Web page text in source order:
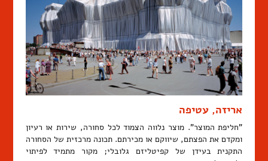
אריזה, עטיפה
"חליפת המוצר". מוצר נלווה הצמוד לכל סחורה, שירות או רעיון
ומקדם את הפצתם, שיווקם או מכירתם. תכונה מרכזית של הסחורה
התקנית בעידן של קפיטליזם גלובלי; מקור מתמיד לפיתוי